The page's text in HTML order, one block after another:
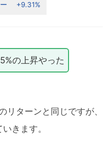
+9.31%
の上昇やった
リターンと同じですが、
きます。